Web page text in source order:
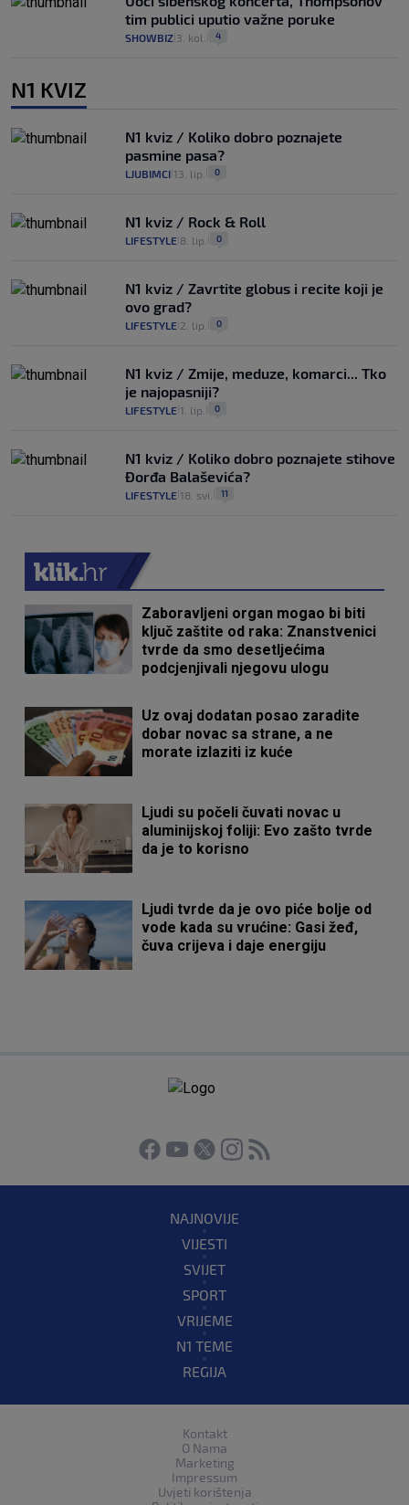
tim publici uputio važne poruke
SHOWBIZ 3. kol. 4
N1 KVIZ
N1 kviz / Koliko dobro poznajete
pasmine pasa?
LJUBIMCI 13. lip. 0
N1 kviz / Rock & Roll
LIFESTYLE 8. lip. 0
N1 kviz / Zavrtite globus i recite koji je
ovo grad?
LIFESTYLE 2. lip. 0
N1 kviz / Zmije, meduze, komarci... Tko
je najopasniji?
LIFESTYLE 1. lip. 0
N1 kviz / Koliko dobro poznajete stihove
Đorđa Balaševića?
LIFESTYLE 18. svi. 11
Zaboravljeni organ mogao bi biti
ključ zaštite od raka: Znanstvenici
tvrde da smo desetljećima
podcjenjivali njegovu ulogu
Uz ovaj dodatan posao zaradite
dobar novac sa strane, a ne
morate izlaziti iz kuće
Ljudi su počeli čuvati novac u
aluminijskoj foliji: Evo zašto tvrde
da je to korisno
Ljudi tvrde da je ovo piće bolje od
vode kada su vrućine: Gasi žeđ,
čuva crijeva i daje energiju
NAJNOVIJE
VIJESTI
SVIJET
SPORT
VRIJEME
N1 TEME
REGIJA
Kontakt
O Nama
Marketing
Impressum
Uvjeti korištenja